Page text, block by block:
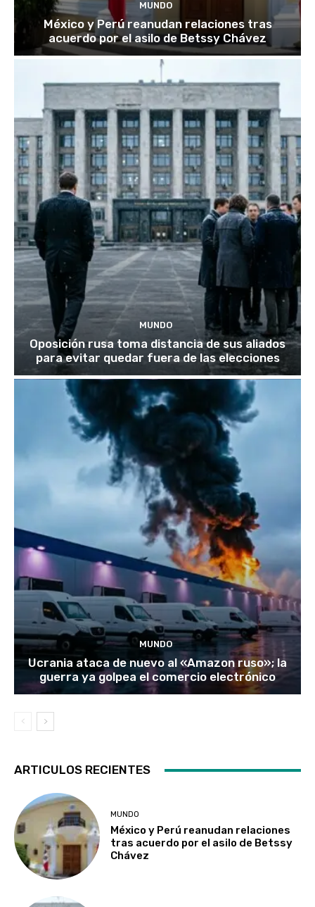
MUNDO
México y Perú reanudan relaciones tras
acuerdo por el asilo de Betssy Chávez
MUNDO
Oposición rusa toma distancia de sus aliados
para evitar quedar fuera de las elecciones
MUNDO
Ucrania ataca de nuevo al «Amazon ruso»; la
guerra ya golpea el comercio electrónico
ARTICULOS RECIENTES
MUNDO
México y Perú reanudan relaciones
tras acuerdo por el asilo de Betssy
Chávez